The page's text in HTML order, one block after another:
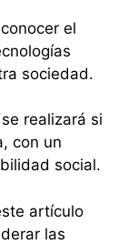
el
sociedad.
realizará si
con un
social.
artículo
las